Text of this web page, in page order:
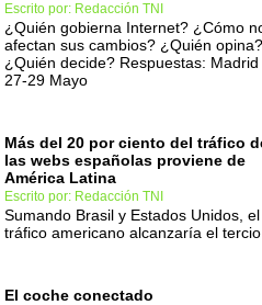
Escrito por: Redacción TNI
¿Quién gobierna Internet? ¿Cómo
afectan sus cambios? ¿Quién opina?
¿Quién decide? Respuestas: Madrid
27-29 Mayo
Más del 20 por ciento del tráfico
las webs españolas proviene de
América Latina
Escrito por: Redacción TNI
Sumando Brasil y Estados Unidos, el
tráfico americano alcanzaría el tercio
El coche conectado